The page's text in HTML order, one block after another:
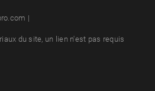
|
du site, un lien n'est pas requis